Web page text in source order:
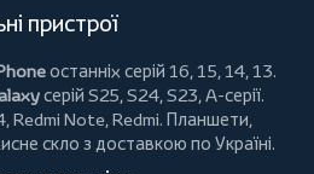
пристрої
останніх серій 16, 15, 14, 13.
серій S25, S24, S23, A-серії.
Redmi Note, Redmi. Планшети,
скло з доставкою по Україні.